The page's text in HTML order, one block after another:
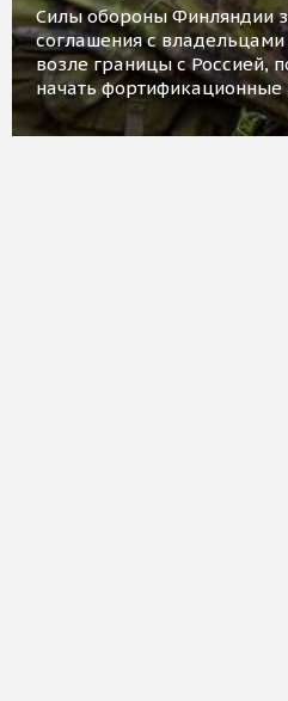
Силы обороны Финляндии
соглашения с
возле границы с Россией,
начать